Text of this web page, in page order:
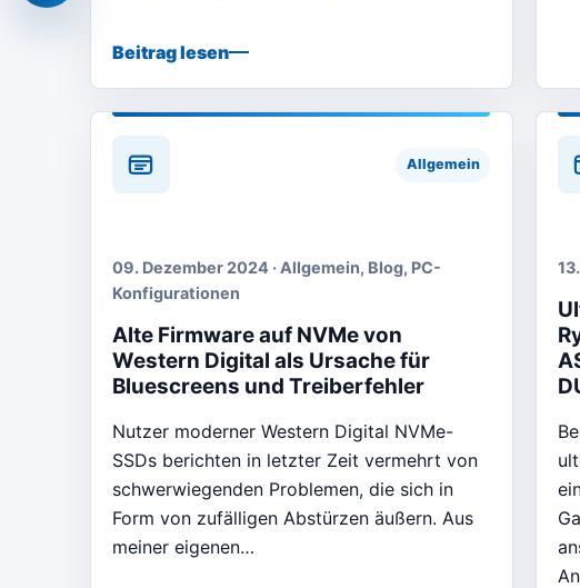
Beitrag lesen
Allgemein
09. Dezember 2024 · Allgemein, Blog, PC-
Konfigurationen
Alte Firmware auf NVMe von
Western Digital als Ursache für
Bluescreens und Treiberfehler
Nutzer moderner Western Digital NVMe-
SSDs berichten in letzter Zeit vermehrt von
schwerwiegenden Problemen, die sich in
Form von zufälligen Abstürzen äußern. Aus
meiner eigenen…